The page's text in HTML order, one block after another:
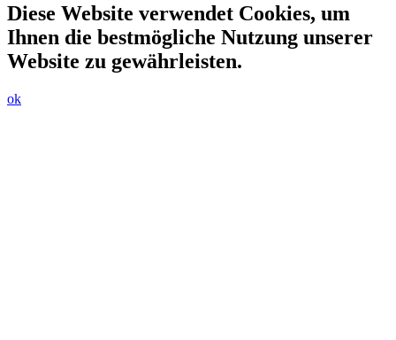
Diese Website verwendet Cookies, um
Ihnen die bestmögliche Nutzung unserer
Website zu gewährleisten.
ok